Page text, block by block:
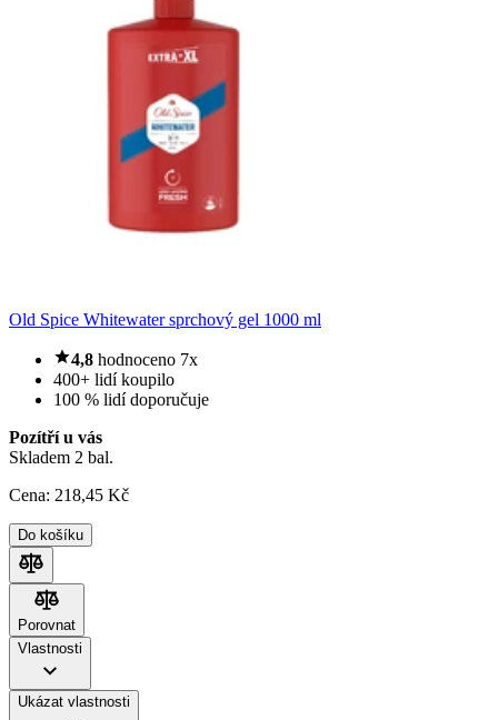
Old Spice Whitewater sprchový gel 1000 ml
4,8 hodnoceno 7x
400+ lidí koupilo
100 % lidí doporučuje
Pozítří u vás
Skladem 2 bal.
Cena: 218,45 Kč
Do košíku
Porovnat
Porovnat
Vlastnosti
Ukázat vlastnosti